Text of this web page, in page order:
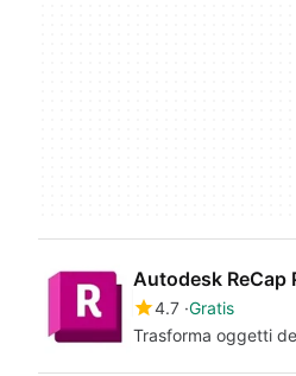
Autodesk ReCap
4.7 Gratis
Trasforma oggetti